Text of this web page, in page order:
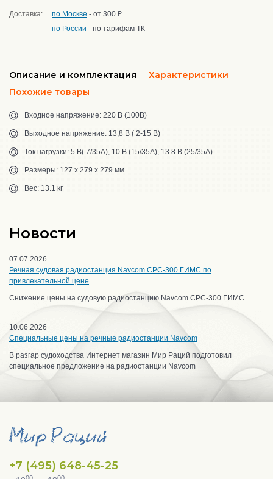
Доставка: по Москве - от 300 ₽
по России - по тарифам ТК
Описание и комплектация
Характеристики
Похожие товары
Входное напряжение: 220 В (100В)
Выходное напряжение: 13,8 В ( 2-15 В)
Ток нагрузки: 5 В( 7/35А), 10 В (15/35А), 13.8 В (25/35А)
Размеры: 127 х 279 х 279 мм
Вес: 13.1 кг
Новости
07.07.2026
Речная судовая радиостанция Navcom CPC-300 ГИМС по
привлекательной цене
Снижение цены на судовую радиостанцию Navcom CPC-300 ГИМС
10.06.2026
Специальные цены на речные радиостанции Navcom
В разгар судоходства Интернет магазин Мир Раций подготовил
специальное предложение на радиостанции Navcom
+7 (495) 648-45-25